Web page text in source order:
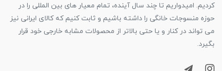
کردیم. امیدواریم تا چند سال آینده، تمام معیار های بین المللی را در
حوزه منسوجات خانگی را داشته باشیم و ثابت کنیم که کالای ایرانی نیز
می تواند در کنار و یا حتی بالاتر از محصولات مشابه خارجی خود قرار
بگیرد.